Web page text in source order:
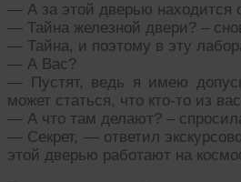
— А за этой дверью находится
— Тайна железной двери? –
— Тайна, и поэтому в эту
— А Вас?
— Пустят, ведь я имею
может статься, что кто-то из
— А что там делают? –
— Секрет, — ответил
этой дверью работают на